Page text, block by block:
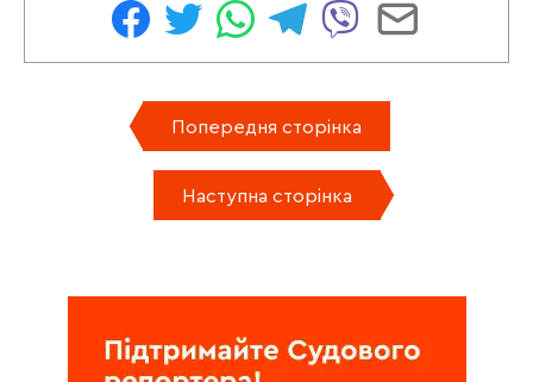
Попередня сторінка
Наступна сторінка